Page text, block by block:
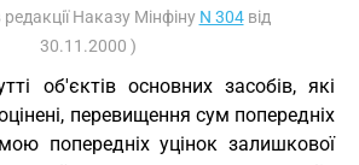
Наказу Мінфіну N 304від
30.11.2000 )
об'єктів основних засобів, які
перевищення сум попередніх
попередніх уцінок залишкової